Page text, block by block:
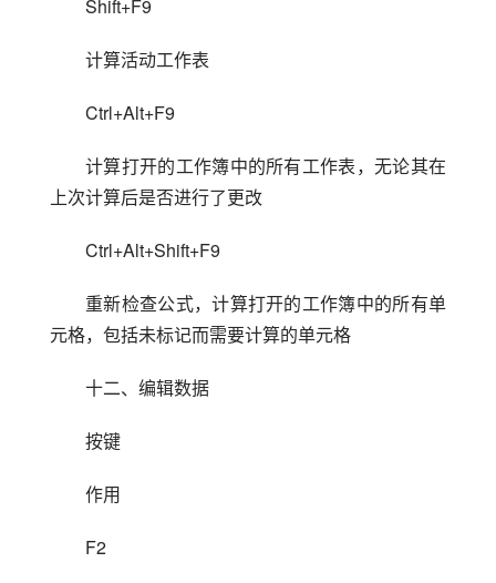
Shift+F9
计算活动工作表
Ctrl+Alt+F9
计算打开的工作簿中的所有工作表，无论其在
上次计算后是否进行了更改
Ctrl+Alt+Shift+F9
重新检查公式，计算打开的工作簿中的所有单
元格，包括未标记而需要计算的单元格
十二、编辑数据
按键
作用
F2